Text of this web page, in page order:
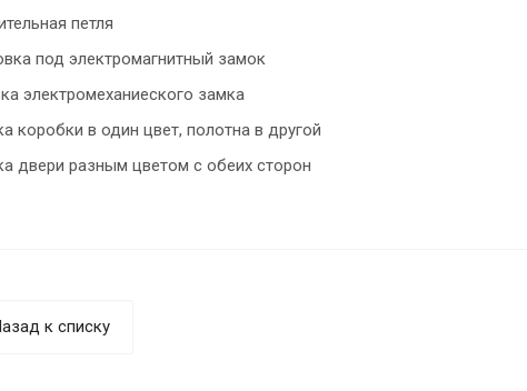
петля
под электромагнитный замок
электромеханиеского замка
коробки в один цвет, полотна в другой
двери разным цветом с обеих сторон
к списку